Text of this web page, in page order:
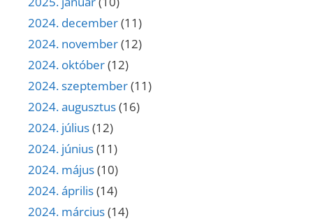
2024. december(11)
2024. november(12)
2024. október(12)
2024. szeptember(11)
2024. augusztus(16)
2024. július(12)
2024. június(11)
2024. május(10)
2024. április(14)
2024. március(14)